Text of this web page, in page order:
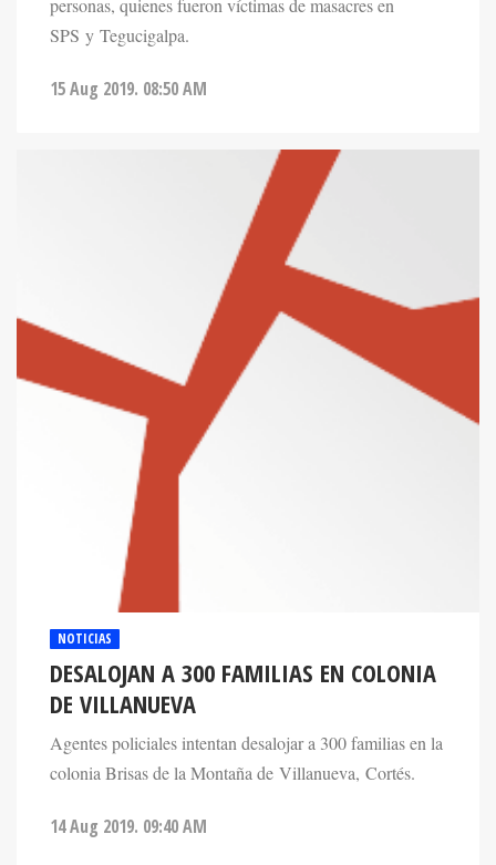
personas, quienes fueron víctimas de masacres en
SPS y Tegucigalpa.
15 Aug 2019. 08:50 AM
NOTICIAS
DESALOJAN A 300 FAMILIAS EN COLONIA
DE VILLANUEVA
Agentes policiales intentan desalojar a 300 familias en la
colonia Brisas de la Montaña de Villanueva, Cortés.
14 Aug 2019. 09:40 AM